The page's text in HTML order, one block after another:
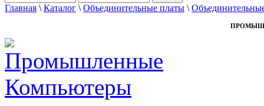
Главная \ Каталог \ Объединительные платы \